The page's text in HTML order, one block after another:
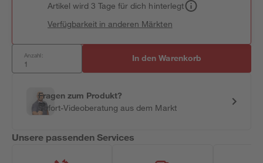
Artikel wird 3 Tage für dich hinterlegt
Verfügbarkeit in anderen Märkten
Anzahl: In den Warenkorb
Fragen zum Produkt?
Sofort-Videoberatung aus dem Markt
Unsere passenden Services